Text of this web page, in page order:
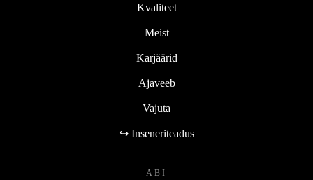
Kvaliteet
Meist
Karjäärid
Ajaveeb
Vajuta
↪ Inseneriteadus
ABI